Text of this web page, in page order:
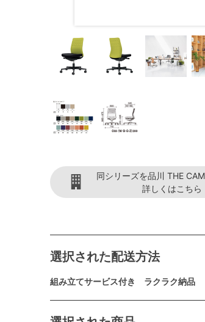
同シリーズを品川 THE
詳しくはこちら
選択された配送方法
組み立てサービス付き ラクラク納品